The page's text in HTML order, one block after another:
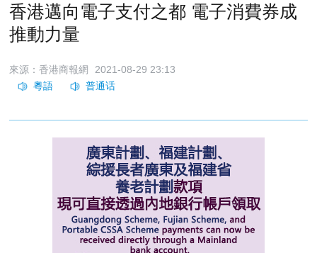
香港邁向電子支付之都 電子消費券成
推動力量
來源：香港商報網 2021-08-29 23:13